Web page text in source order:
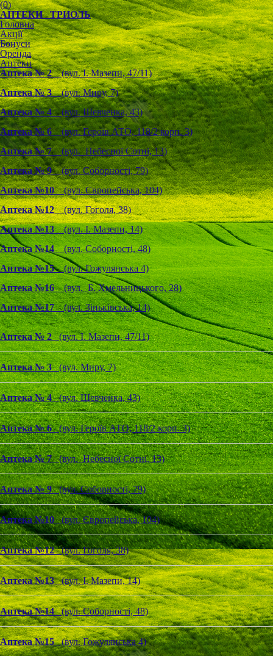
(0)
АПТЕКИ ТРИОЛЬ
Головна
Акції
Бонуси
Оренда
Аптеки
Аптека № 2 (вул. І. Мазепи, 47/11)
Аптека № 3 (вул. Миру, 7)
Аптека № 4 (вул. Шевченка, 43)
Аптека № 6 (вул. Героїв АТО, 118/2 корп. 3)
Аптека № 7 (вул. Небесної Сотні, 13)
Аптека № 9 (вул. Соборності, 79)
Аптека №10 (вул. Європейська, 104)
Аптека №12 (вул. Гоголя, 38)
Аптека №13 (вул. І. Мазепи, 14)
Аптека №14 (вул. Соборності, 48)
Аптека №15 (вул. Гожулянська 4)
Аптека №16 (вул. Б. Хмельницького, 28)
Аптека №17 (вул. Зіньківська, 14)
Аптека № 2(вул. І. Мазепи, 47/11)
Аптека № 3(вул. Миру, 7)
Аптека № 4(вул. Шевченка, 43)
Аптека № 6(вул. Героїв АТО, 118/2 корп. 3)
Аптека № 7(вул. Небесної Сотні, 13)
Аптека № 9(вул. Соборності, 79)
Аптека №10(вул. Європейська, 104)
Аптека №12(вул. Гоголя, 38)
Аптека №13(вул. І. Мазепи, 14)
Аптека №14(вул. Соборності, 48)
Аптека №15(вул. Гожулянська 4)